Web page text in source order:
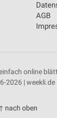
AGB
online
2026 | weekli.de
↑ nach oben